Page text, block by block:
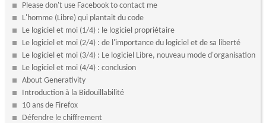
Please don't use Facebook to contact me
L'homme (Libre) qui plantait du code
Le logiciel et moi (1/4) : le logiciel propriétaire
Le logiciel et moi (2/4) : de l'importance du logiciel et de sa liberté
Le logiciel et moi (3/4) : Le logiciel Libre, nouveau mode d'organisation
Le logiciel et moi (4/4) : conclusion
About Generativity
Introduction à la Bidouillabilité
10 ans de Firefox
Défendre le chiffrement